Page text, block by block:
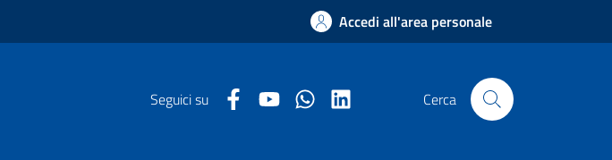
Accedi all'area personale
Seguici su Facebook Comune di Arezzo
Youtube Comune di Arezzo
Twitter Comune di Arezzo
LinkedIn Comune di Arezzo
Cerca